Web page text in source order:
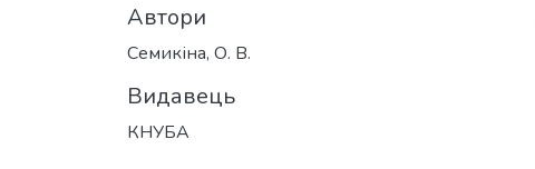
Автори
Семикіна, О. В.
Видавець
КНУБА